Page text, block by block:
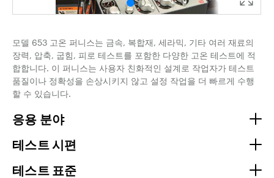
모델 653 고온 퍼니스는 금속, 복합재, 세라믹, 기타 여러 재료의
장력, 압축, 굽힘, 피로 테스트를 포함한 다양한 고온 테스트에 적
합합니다. 이 퍼니스는 사용자 친화적인 설계로 작업자가 테스트
품질이나 정확성을 손상시키지 않고 설정 작업을 더 빠르게 수행
할 수 있습니다.
응용 분야
테스트 시편
테스트 표준